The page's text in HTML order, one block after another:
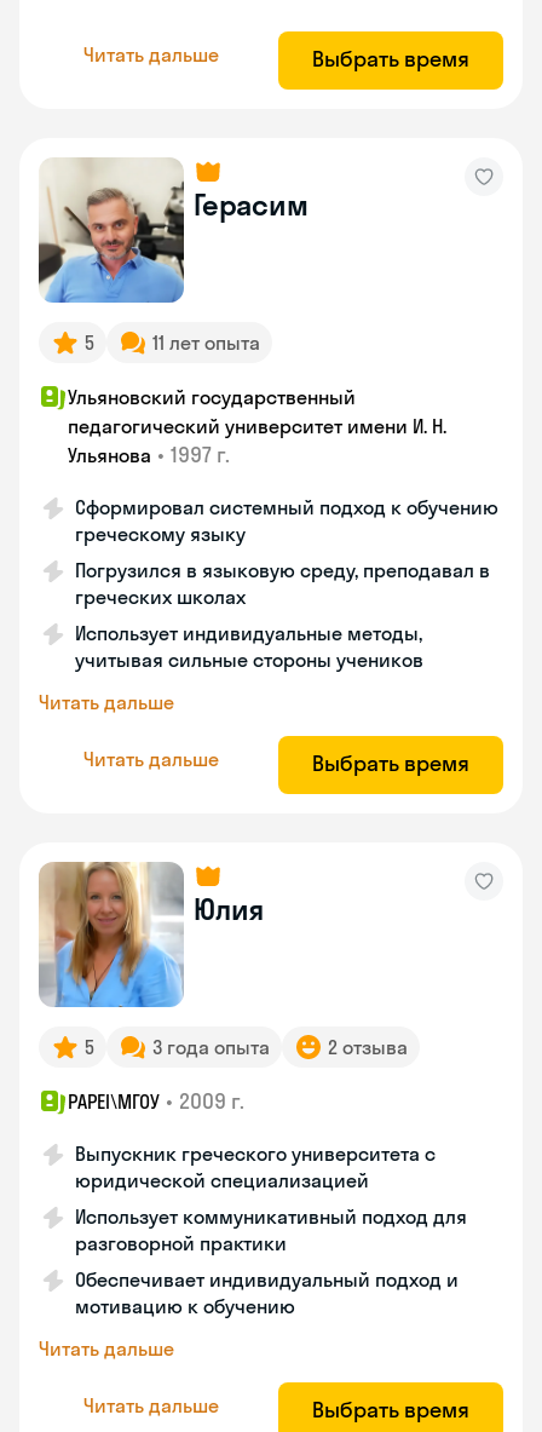
Читать дальше Выбрать время
Герасим
5 11 лет опыта
Ульяновский государственный
педагогический университет имени И. Н.
Ульянова • 1997 г.
Сформировал системный подход к обучению
греческому языку
Погрузился в языковую среду, преподавал в
греческих школах
Использует индивидуальные методы,
учитывая сильные стороны учеников
Читать дальше
Читать дальше Выбрать время
Юлия
5 3 года опыта 2 отзыва
PAPEI\MГОУ • 2009 г.
Выпускник греческого университета с
юридической специализацией
Использует коммуникативный подход для
разговорной практики
Обеспечивает индивидуальный подход и
мотивацию к обучению
Читать дальше
Читать дальше Выбрать время